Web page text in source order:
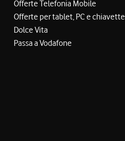
Offerte Telefonia Mobile
Offerte per tablet, PC e chiavette
Dolce Vita
Passa a Vodafone